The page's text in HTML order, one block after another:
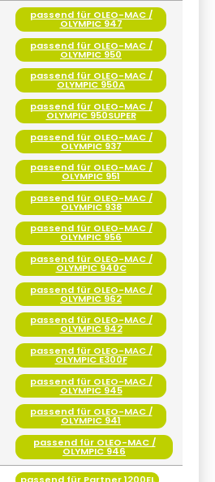
passend für OLEO-MAC /
OLYMPIC 947
passend für OLEO-MAC /
OLYMPIC 950
passend für OLEO-MAC /
OLYMPIC 950A
passend für OLEO-MAC /
OLYMPIC 950SUPER
passend für OLEO-MAC /
OLYMPIC 937
passend für OLEO-MAC /
OLYMPIC 951
passend für OLEO-MAC /
OLYMPIC 938
passend für OLEO-MAC /
OLYMPIC 956
passend für OLEO-MAC /
OLYMPIC 940C
passend für OLEO-MAC /
OLYMPIC 962
passend für OLEO-MAC /
OLYMPIC 942
passend für OLEO-MAC /
OLYMPIC E300F
passend für OLEO-MAC /
OLYMPIC 945
passend für OLEO-MAC /
OLYMPIC 941
passend für OLEO-MAC /
OLYMPIC 946